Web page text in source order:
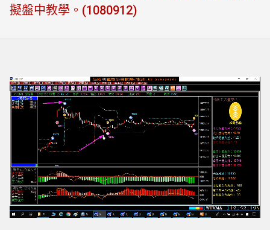
擬盤中教學。(1080912)
Loaded:
2.96%
Playback Rate
Unmute